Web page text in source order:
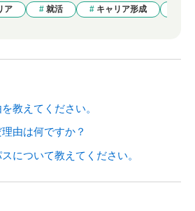
ア 就活 キャリア形成
教えてください。
由は何ですか？
について教えてください。